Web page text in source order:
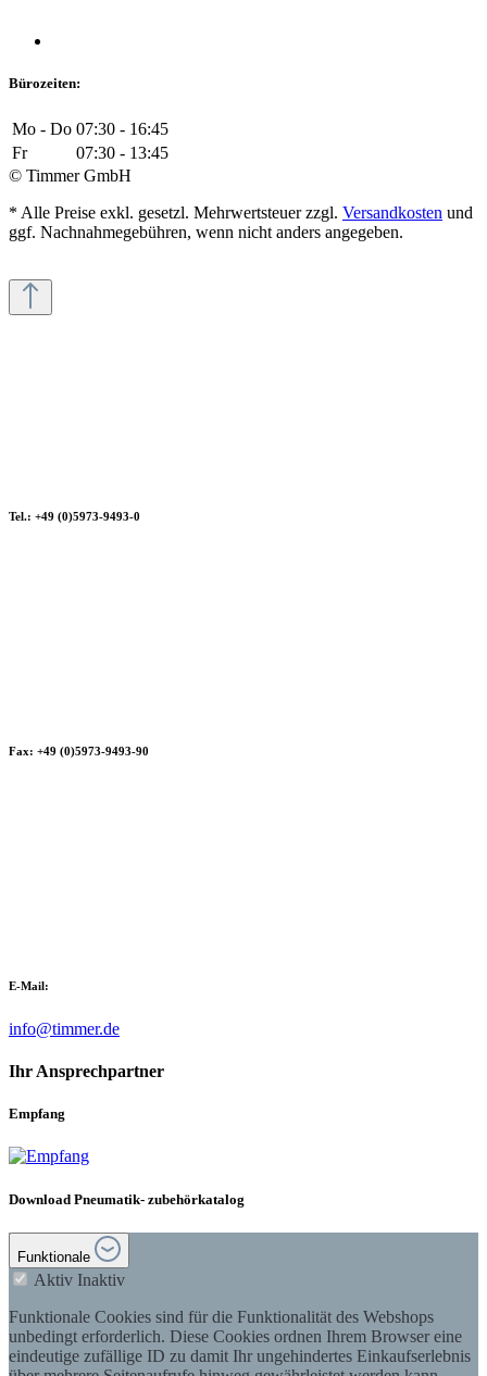
Bürozeiten:
Mo - Do 07:30 - 16:45
Fr
07:30 - 13:45
© Timmer GmbH
* Alle Preise exkl. gesetzl. Mehrwertsteuer zzgl. Versandkosten und
ggf. Nachnahmegebühren, wenn nicht anders angegeben.
Tel.: +49 (0)5973-9493-0
Fax: +49 (0)5973-9493-90
E-Mail:
info@timmer.de
Ihr Ansprechpartner
Empfang
Download Pneumatik- zubehörkatalog
Funktionale
Aktiv Inaktiv
Funktionale Cookies sind für die Funktionalität des Webshops
unbedingt erforderlich. Diese Cookies ordnen Ihrem Browser eine
eindeutige zufällige ID zu damit Ihr ungehindertes Einkaufserlebnis